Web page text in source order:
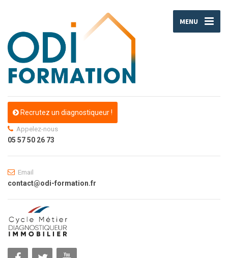
MENU
Recrutez un diagnostiqueur !
Appelez-nous
05 57 50 26 73
Email
contact@odi-formation.fr